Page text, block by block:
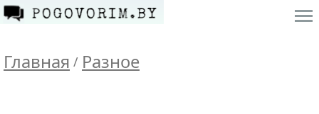
Главная / Разное